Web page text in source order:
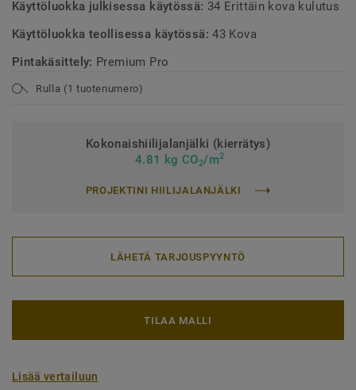
Käyttöluokka julkisessa käytössä: 34 Erittäin kova kulutus
Käyttöluokka teollisessa käytössä:43 Kova
Pintakäsittely: Premium Pro
Rulla (1 tuotenumero)
Kokonaishiilijalanjälki (kierrätys)
4.81 kg CO2/m2
PROJEKTINI HIILIJALANJÄLKI
LÄHETÄ TARJOUSPYYNTÖ
TILAA MALLI
Lisää vertailuun